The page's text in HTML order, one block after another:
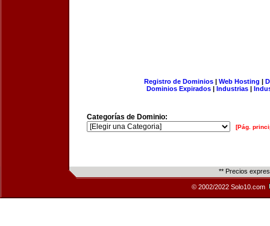
Registro de Dominios| Web Hosting |
Dominios Expirados | Industrias |
Categorías de Dominio:
[Pág.
** Precios
© 2002/2022 Solo10.com